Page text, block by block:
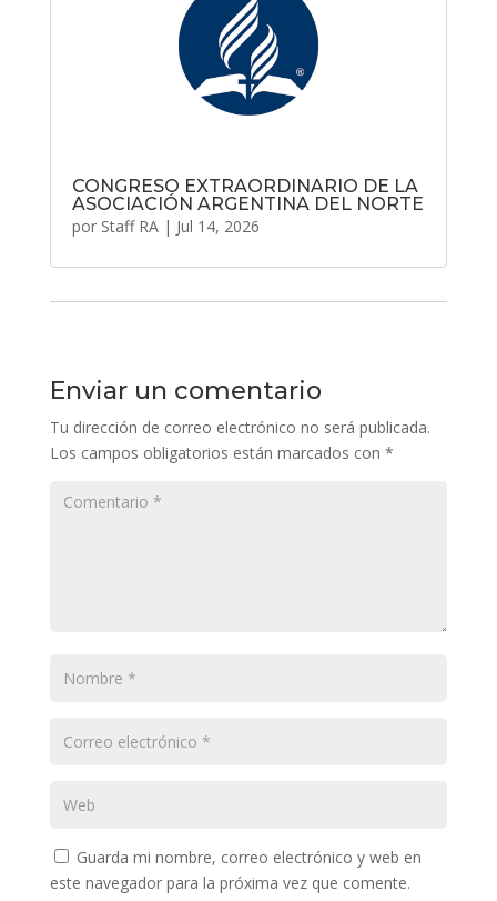
CONGRESO EXTRAORDINARIO DE LA
ASOCIACIÓN ARGENTINA DEL NORTE
por Staff RA| Jul 14, 2026
Enviar un comentario
Tu dirección de correo electrónico no será publicada.
Los campos obligatorios están marcados con *
Guarda mi nombre, correo electrónico y web en
este navegador para la próxima vez que comente.